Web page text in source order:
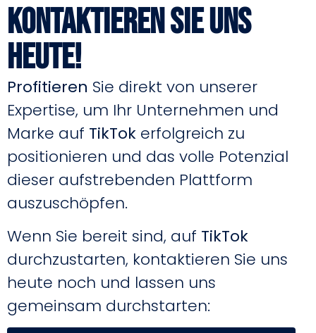
Kontaktieren Sie uns
heute!
Profitieren Sie direkt von unserer
Expertise, um Ihr Unternehmen und
Marke auf TikTok erfolgreich zu
positionieren und das volle Potenzial
dieser aufstrebenden Plattform
auszuschöpfen.
Wenn Sie bereit sind, auf TikTok
durchzustarten, kontaktieren Sie uns
heute noch und lassen uns
gemeinsam durchstarten: